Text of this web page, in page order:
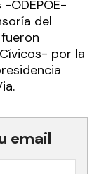
ODEPOE-
del
por la
email